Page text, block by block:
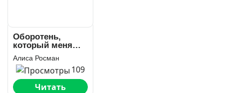
Оборотень,
который меня
купил
Алиса Росман
109
Читать